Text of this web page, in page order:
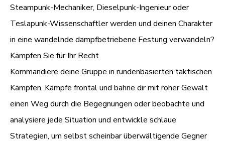
Steampunk-Mechaniker, Dieselpunk-Ingenieur oder
Teslapunk-Wissenschaftler werden und deinen Charakter
in eine wandelnde dampfbetriebene Festung verwandeln?
Kämpfen Sie für Ihr Recht
Kommandiere deine Gruppe in rundenbasierten taktischen
Kämpfen. Kämpfe frontal und bahne dir mit roher Gewalt
einen Weg durch die Begegnungen oder beobachte und
analysiere jede Situation und entwickle schlaue
Strategien, um selbst scheinbar überwältigende Gegner